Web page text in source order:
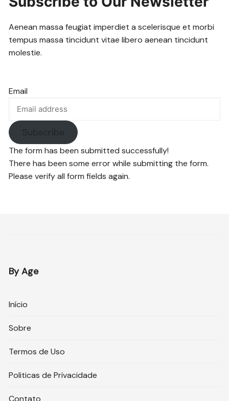
Aenean massa feugiat imperdiet a scelerisque et morbi
tempus massa tincidunt vitae libero aenean tincidunt
molestie.
Email
Subscribe
The form has been submitted successfully!
There has been some error while submitting the form.
Please verify all form fields again.
By Age
Início
Sobre
Termos de Uso
Politicas de Privacidade
Contato